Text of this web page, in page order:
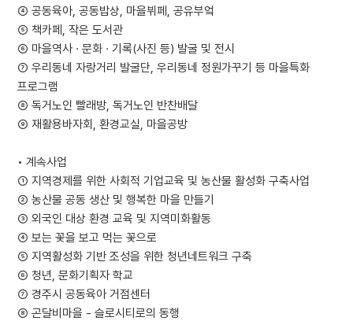
④ 공동육아, 공동밥상, 마을뷔페, 공유부엌
⑤ 책카페, 작은 도서관
⑥ 마을역사 · 문화 · 기록(사진 등) 발굴 및 전시
⑦ 우리동네 자랑거리 발굴단, 우리동네 정원가꾸기 등 마을특화
프로그램
⑧ 독거노인 빨래방, 독거노인 반찬배달
⑨ 재활용바자회, 환경교실, 마을공방
• 계속사업
① 지역경제를 위한 사회적 기업교육 및 농산물 활성화 구축사업
② 농산물 공동 생산 및 행복한 마을 만들기
③ 외국인 대상 환경 교육 및 지역미화활동
④ 보는 꽃을 보고 먹는 꽃으로
⑤ 지역활성화 기반 조성을 위한 청년네트워크 구축
⑥ 청년, 문화기획자 학교
⑦ 경주시 공동육아 거점센터
⑧ 곤달비마을 - 슬로시티로의 동행